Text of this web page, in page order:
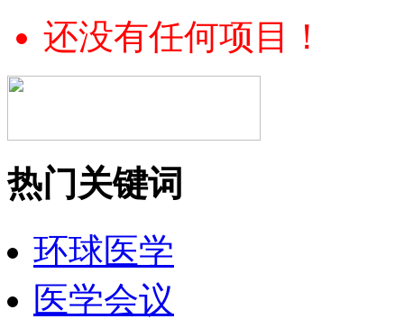
还没有任何项目！
热门关键词
环球医学
医学会议